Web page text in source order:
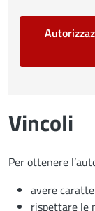
Vincoli
Per ottenere
avere
rispettare le